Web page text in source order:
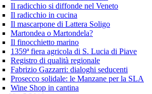
Il radicchio si diffonde nel Veneto
Il radicchio in cucina
Il mascarpone di Lattera Soligo
Martondea o Martondela?
Il finocchietto marino
1359ª fiera agricola di S. Lucia di Piave
Registro di qualità regionale
Fabrizio Gazzarri: dialoghi seducenti
Prosecco solidale: le Manzane per la SLA
Wine Shop in cantina